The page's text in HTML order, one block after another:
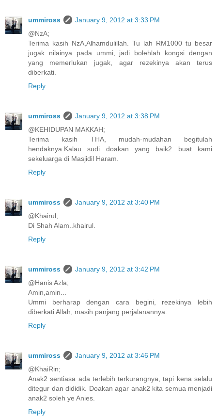
ummiross
January 9, 2012 at 3:33 PM
@NzA;
Terima kasih NzA,Alhamdulillah. Tu lah RM1000 tu besar
jugak nilainya pada ummi, jadi bolehlah kongsi dengan
yang memerlukan jugak, agar rezekinya akan terus
diberkati.
Reply
ummiross
January 9, 2012 at 3:38 PM
@KEHIDUPAN MAKKAH;
Terima kasih THA, mudah-mudahan begitulah
hendaknya.Kalau sudi doakan yang baik2 buat kami
sekeluarga di Masjidil Haram.
Reply
ummiross
January 9, 2012 at 3:40 PM
@Khairul;
Di Shah Alam..khairul.
Reply
ummiross
January 9, 2012 at 3:42 PM
@Hanis Azla;
Amin,amin...
Ummi berharap dengan cara begini, rezekinya lebih
diberkati Allah, masih panjang perjalanannya.
Reply
ummiross
January 9, 2012 at 3:46 PM
@KhaiRin;
Anak2 sentiasa ada terlebih terkurangnya, tapi kena selalu
ditegur dan dididik. Doakan agar anak2 kita semua menjadi
anak2 soleh ye Anies.
Reply